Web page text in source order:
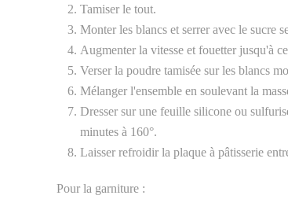
Tamiser le tout.
Monter les blancs et serrer avec le sucre
Augmenter la vitesse et fouetter jusqu'à
Verser la poudre tamisée sur les blancs
Mélanger l'ensemble en soulevant la
Dresser sur une feuille silicone ou
minutes à 160°.
Laisser refroidir la plaque à pâtisserie
Pour la garniture :